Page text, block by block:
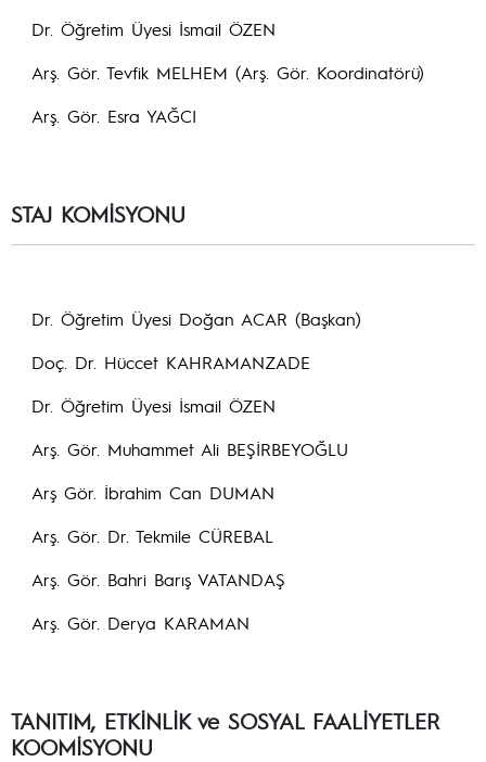
Dr. Öğretim Üyesi İsmail ÖZEN
Arş. Gör. Tevfik MELHEM (Arş. Gör. Koordinatörü)
Arş. Gör. Esra YAĞCI
STAJ KOMİSYONU
Dr. Öğretim Üyesi Doğan ACAR (Başkan)
Doç. Dr. Hüccet KAHRAMANZADE
Dr. Öğretim Üyesi İsmail ÖZEN
Arş. Gör. Muhammet Ali BEŞİRBEYOĞLU
Arş Gör. İbrahim Can DUMAN
Arş. Gör. Dr. Tekmile CÜREBAL
Arş. Gör. Bahri Barış VATANDAŞ
Arş. Gör. Derya KARAMAN
TANITIM, ETKİNLİK ve SOSYAL FAALİYETLER
KOOMİSYONU